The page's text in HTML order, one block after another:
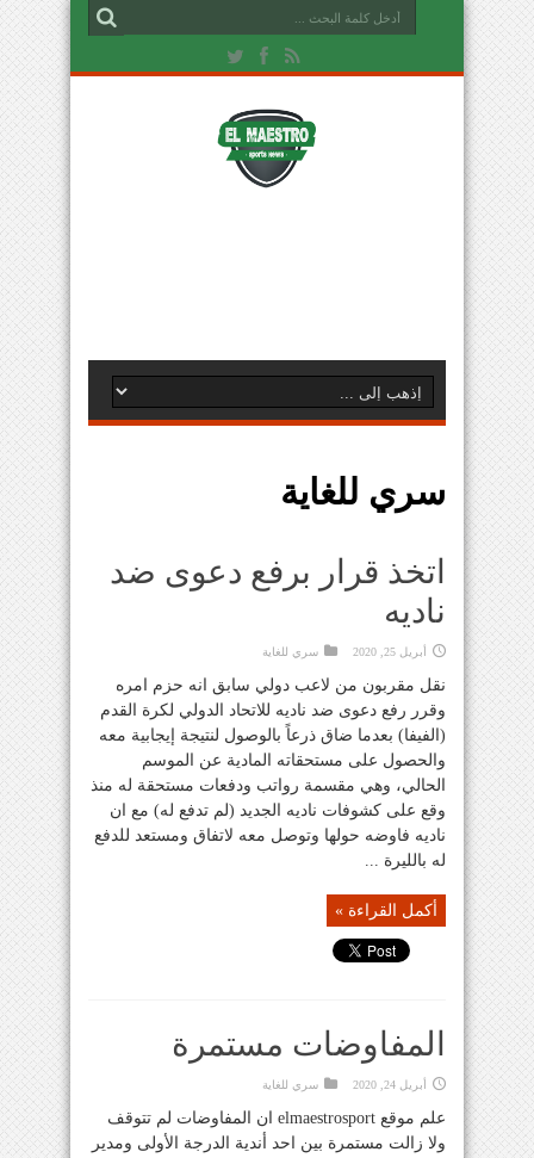
سري للغاية
اتخذ قرار برفع دعوى ضد
ناديه
أبريل 25, 2020 سري للغاية
نقل مقربون من لاعب دولي سابق انه حزم امره
وقرر رفع دعوى ضد ناديه للاتحاد الدولي لكرة القدم
(الفيفا) بعدما ضاق ذرعاً بالوصول لنتيجة إيجابية معه
والحصول على مستحقاته المادية عن الموسم
الحالي، وهي مقسمة رواتب ودفعات مستحقة له منذ
وقع على كشوفات ناديه الجديد (لم تدفع له) مع ان
ناديه فاوضه حولها وتوصل معه لاتفاق ومستعد للدفع
له بالليرة ...
أكمل القراءة »
المفاوضات مستمرة
أبريل 24, 2020 سري للغاية
علم موقع elmaestrosport ان المفاوضات لم تتوقف
ولا زالت مستمرة بين احد أندية الدرجة الأولى ومدير